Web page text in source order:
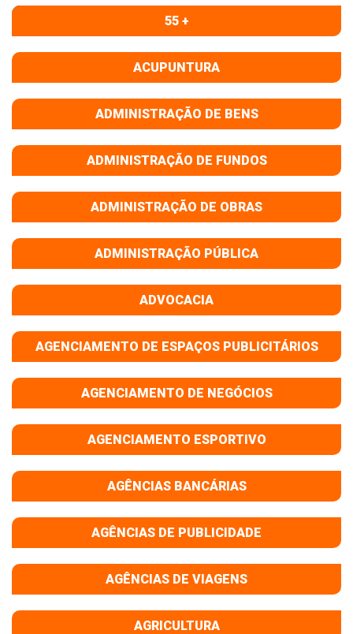
55 +
ACUPUNTURA
ADMINISTRAÇÃO DE BENS
ADMINISTRAÇÃO DE FUNDOS
ADMINISTRAÇÃO DE OBRAS
ADMINISTRAÇÃO PÚBLICA
ADVOCACIA
AGENCIAMENTO DE ESPAÇOS PUBLICITÁRIOS
AGENCIAMENTO DE NEGÓCIOS
AGENCIAMENTO ESPORTIVO
AGÊNCIAS BANCÁRIAS
AGÊNCIAS DE PUBLICIDADE
AGÊNCIAS DE VIAGENS
AGRICULTURA